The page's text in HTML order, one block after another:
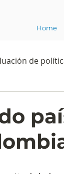
Home
de
Rating